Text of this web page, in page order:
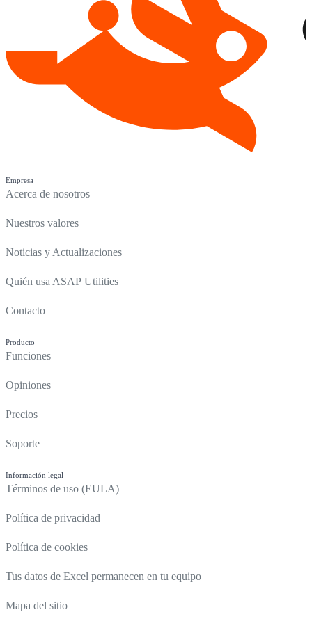
Empresa
Acerca de nosotros
Nuestros valores
Noticias y Actualizaciones
Quién usa ASAP Utilities
Contacto
Producto
Funciones
Opiniones
Precios
Soporte
Información legal
Términos de uso (EULA)
Política de privacidad
Política de cookies
Tus datos de Excel permanecen en tu equipo
Mapa del sitio